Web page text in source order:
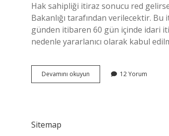
Hak sahipliği itiraz sonucu red
Bakanlığı tarafından verilecektir.
günden itibaren 60 gün içinde idari
nedenle yararlanıcı olarak kabul
Devamını okuyun
Sahipliği
12 Yorum
Sitemap